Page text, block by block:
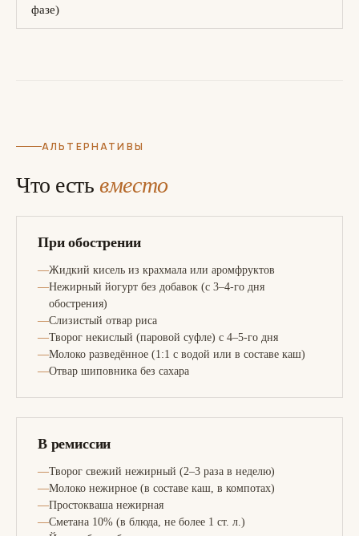
фазе)
АЛЬТЕРНАТИВЫ
Что естьвместо
При обострении
Жидкий кисель из крахмала или аромфруктов
Нежирный йогурт без добавок (с 3–4-го дня
обострения)
Слизистый отвар риса
Творог некислый (паровой суфле) с 4–5-го дня
Молоко разведённое (1:1 с водой или в составе каш)
Отвар шиповника без сахара
В ремиссии
Творог свежий нежирный (2–3 раза в неделю)
Молоко нежирное (в составе каш, в компотах)
Простокваша нежирная
Сметана 10% (в блюда, не более 1 ст. л.)